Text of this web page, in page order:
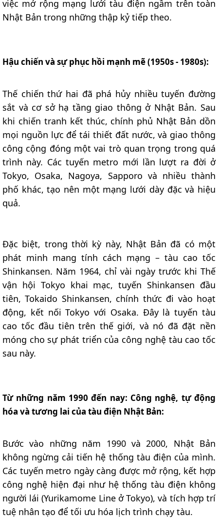
việc mở rộng mạng lưới tàu điện ngầm trên toàn
Nhật Bản trong những thập kỷ tiếp theo.
Hậu chiến và sự phục hồi mạnh mẽ (1950s - 1980s):
Thế chiến thứ hai đã phá hủy nhiều tuyến đường
sắt và cơ sở hạ tầng giao thông ở Nhật Bản. Sau
khi chiến tranh kết thúc, chính phủ Nhật Bản dồn
mọi nguồn lực để tái thiết đất nước, và giao thông
công cộng đóng một vai trò quan trọng trong quá
trình này. Các tuyến metro mới lần lượt ra đời ở
Tokyo, Osaka, Nagoya, Sapporo và nhiều thành
phố khác, tạo nên một mạng lưới dày đặc và hiệu
quả.
Đặc biệt, trong thời kỳ này, Nhật Bản đã có một
phát minh mang tính cách mạng – tàu cao tốc
Shinkansen. Năm 1964, chỉ vài ngày trước khi Thế
vận hội Tokyo khai mạc, tuyến Shinkansen đầu
tiên, Tokaido Shinkansen, chính thức đi vào hoạt
động, kết nối Tokyo với Osaka. Đây là tuyến tàu
cao tốc đầu tiên trên thế giới, và nó đã đặt nền
móng cho sự phát triển của công nghệ tàu cao tốc
sau này.
Từ những năm 1990 đến nay: Công nghệ, tự động
hóa và tương lai của tàu điện Nhật Bản:
Bước vào những năm 1990 và 2000, Nhật Bản
không ngừng cải tiến hệ thống tàu điện của mình.
Các tuyến metro ngày càng được mở rộng, kết hợp
công nghệ hiện đại như hệ thống tàu điện không
người lái (Yurikamome Line ở Tokyo), và tích hợp trí
tuệ nhân tạo để tối ưu hóa lịch trình chạy tàu.